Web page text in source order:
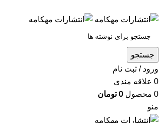
جستجو
ورود / ثبت نام
0 علاقه مندی
0 محصول 0 تومان
منو